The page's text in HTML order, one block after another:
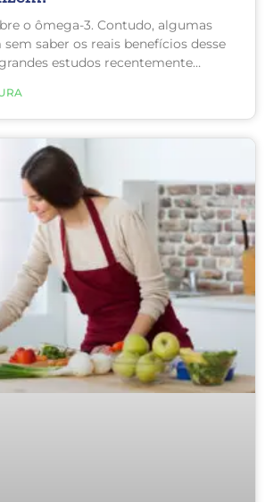
o ômega-3. Contudo, algumas
saber os reais benefícios desse
estudos recentemente
não terá.